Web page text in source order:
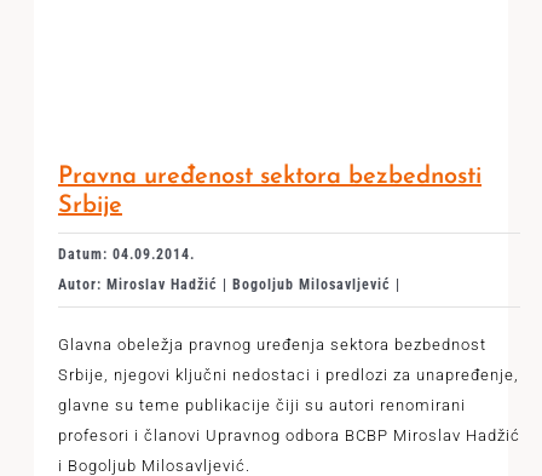
Pravna uređenost sektora bezbednosti
Srbije
Datum: 04.09.2014.
Autor: Miroslav Hadžić | Bogoljub Milosavljević |
Glavna obeležja pravnog uređenja sektora bezbednost
Srbije, njegovi ključni nedostaci i predlozi za unapređenje,
glavne su teme publikacije čiji su autori renomirani
profesori i članovi Upravnog odbora BCBP Miroslav Hadžić
i Bogoljub Milosavljević.